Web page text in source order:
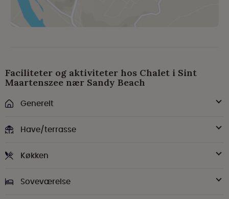
Faciliteter og aktiviteter hos Chalet i Sint
Maartenszee nær Sandy Beach
Generelt
Have/terrasse
Køkken
Soveværelse